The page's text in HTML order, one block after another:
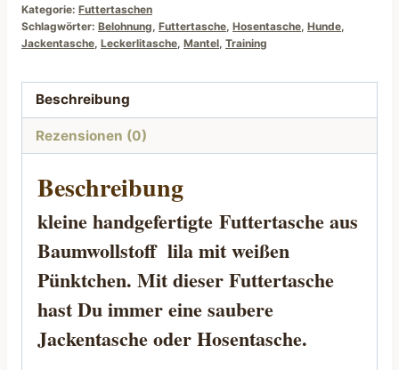
Kategorie: Futtertaschen
Schlagwörter: Belohnung, Futtertasche, Hosentasche, Hunde,
Jackentasche, Leckerlitasche, Mantel, Training
Beschreibung
Rezensionen (0)
Beschreibung
kleine handgefertigte Futtertascheaus
Baumwollstoff lila mit weißen
Pünktchen. Mit dieser Futtertasche
hast Du immer eine saubere
Jackentasche oder Hosentasche.